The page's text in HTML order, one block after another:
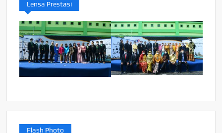
Lensa Prestasi
Flash Photo